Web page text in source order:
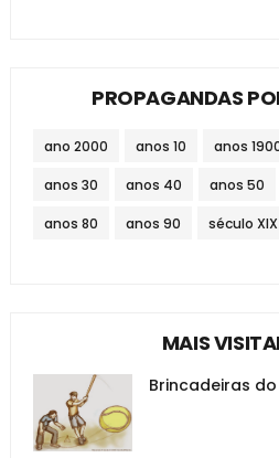
PROPAGANDAS
ano 2000 anos 10 anos
anos 30 anos 40 anos 50
anos 80 anos 90 século XIX
MAIS
Brincadeiras